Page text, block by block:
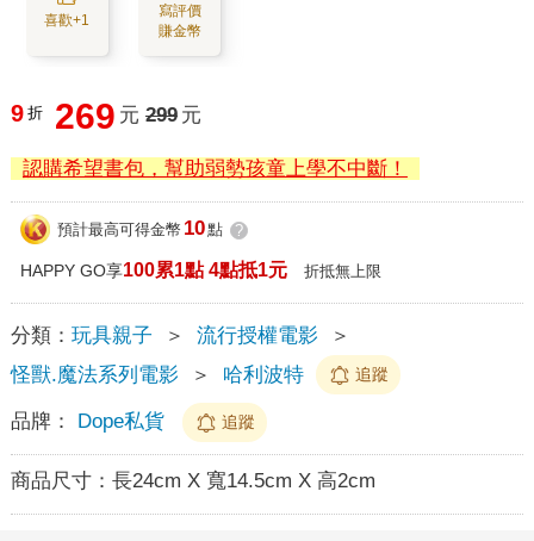
喜歡+1
寫評價
賺金幣
9 折 269 元 299 元
認購希望書包，幫助弱勢孩童上學不中斷！
預計最高可得金幣 10點 ?
HAPPY GO享100累1點 4點抵1元 折抵無上限
分類： 玩具親子 ＞ 流行授權電影
＞
怪獸.魔法系列電影
＞ 哈利波特 追蹤
品牌： Dope私貨 追蹤
商品尺寸： 長24cm X 寬14.5cm X 高2cm